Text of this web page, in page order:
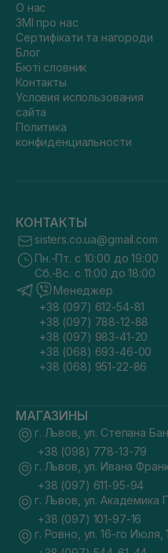
О нас
ЗМІ про нас
Сертифікати та нагороди
Блог
Бюті словник
Контакты
Условия использования
сайта
Политика
конфиденциальности
КОНТАКТЫ
sisters.co.ua@gmail.com
Пн.-Пт. с 10:00 до 19:00
Сб.-Вс. с 11:00 до 18:00
Менеджер
+38 (097) 612-54-81
+38 (097) 788-12-88
+38 (097) 983-41-20
+38 (068) 693-46-00
+38 (068) 951-22-86
МАГАЗИНЫ
г. Львов, ул. Степана
+38 (098) 778-13-79
г. Львов, ул. Ивана
+38 (097) 611-95-94
г. Львов, ул. Академика
+38 (097) 101-97-16
г. Ровно, ул. 16-го Июля,